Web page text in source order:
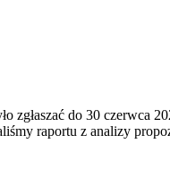
do 30 czerwca
raportu z analizy